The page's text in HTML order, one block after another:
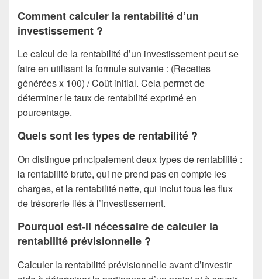
Comment calculer la rentabilité d’un
investissement ?
Le calcul de la rentabilité d’un investissement peut se
faire en utilisant la formule suivante : (Recettes
générées x 100) / Coût initial. Cela permet de
déterminer le taux de rentabilité exprimé en
pourcentage.
Quels sont les types de rentabilité ?
On distingue principalement deux types de rentabilité :
la rentabilité brute, qui ne prend pas en compte les
charges, et la rentabilité nette, qui inclut tous les flux
de trésorerie liés à l’investissement.
Pourquoi est-il nécessaire de calculer la
rentabilité prévisionnelle ?
Calculer la rentabilité prévisionnelle avant d’investir